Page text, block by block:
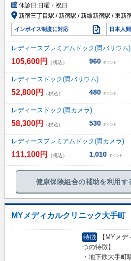
休診日:日曜・祝日
新宿三丁目駅 / 新宿駅 / 新線新宿駅 / 東新
インボイス制度に対応 日本人
レディースプレミアムドック(胃バリウム)
105,600円 （税込） 960 ポイント
レディースドック(胃バリウム)
52,800円 （税込） 480 ポイント
レディースドック(胃カメラ)
58,300円 （税込） 530 ポイント
レディースプレミアムドック(胃カメラ)
111,100円 （税込） 1,010 ポイント
健康保険組合の補助を利用す
MYメディカルクリニック大手町
特徴
【MYメ
つの特徴】
・地下鉄大手町